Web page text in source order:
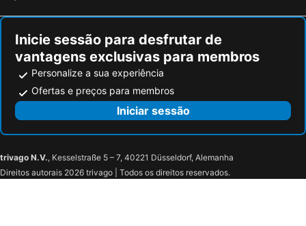
Inicie sessão para desfrutar de
vantagens exclusivas para membros
Personalize a sua experiência
Ofertas e preços para membros
Iniciar sessão
trivago N.V., Kesselstraße 5 – 7, 40221 Düsseldorf, Alemanha
Direitos autorais 2026 trivago | Todos os direitos reservados.